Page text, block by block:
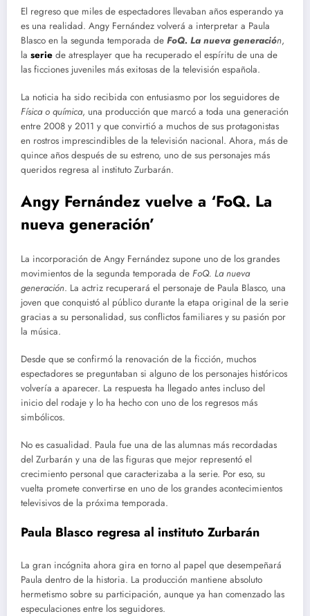
El regreso que miles de espectadores llevaban años esperando ya
es una realidad. Angy Fernández volverá a interpretar a Paula
Blasco en la segunda temporada de FoQ. La nueva generación,
la serie de atresplayer que ha recuperado el espíritu de una de
las ficciones juveniles más exitosas de la televisión española.
La noticia ha sido recibida con entusiasmo por los seguidores de
Física o química, una producción que marcó a toda una generación
entre 2008 y 2011 y que convirtió a muchos de sus protagonistas
en rostros imprescindibles de la televisión nacional. Ahora, más de
quince años después de su estreno, uno de sus personajes más
queridos regresa al instituto Zurbarán.
Angy Fernández vuelve a ‘FoQ. La
nueva generación’
La incorporación de Angy Fernández supone uno de los grandes
movimientos de la segunda temporada de FoQ. La nueva
generación. La actriz recuperará el personaje de Paula Blasco, una
joven que conquistó al público durante la etapa original de la serie
gracias a su personalidad, sus conflictos familiares y su pasión por
la música.
Desde que se confirmó la renovación de la ficción, muchos
espectadores se preguntaban si alguno de los personajes históricos
volvería a aparecer. La respuesta ha llegado antes incluso del
inicio del rodaje y lo ha hecho con uno de los regresos más
simbólicos.
No es casualidad. Paula fue una de las alumnas más recordadas
del Zurbarán y una de las figuras que mejor representó el
crecimiento personal que caracterizaba a la serie. Por eso, su
vuelta promete convertirse en uno de los grandes acontecimientos
televisivos de la próxima temporada.
Paula Blasco regresa al instituto Zurbarán
La gran incógnita ahora gira en torno al papel que desempeñará
Paula dentro de la historia. La producción mantiene absoluto
hermetismo sobre su participación, aunque ya han comenzado las
especulaciones entre los seguidores.